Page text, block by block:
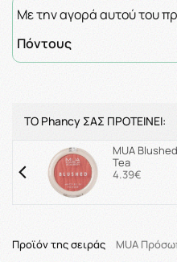
Με την αγορά αυτού του
Πόντους
ΤΟ Phancy ΣΑΣ ΠΡΟΤΕΙΝΕΙ:
MUA
Tea
4.39€
Προϊόν της σειράς MUA